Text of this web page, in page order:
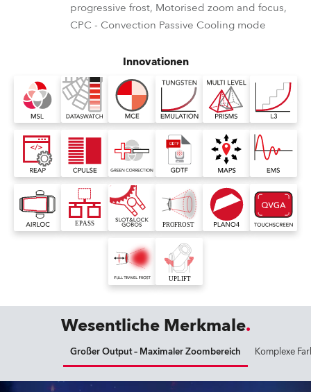
progressive frost, Motorised zoom and focus,
CPC - Convection Passive Cooling mode
Innovationen
Wesentliche Merkmale
Großer Output – Maximaler Zoombereich Komplexe